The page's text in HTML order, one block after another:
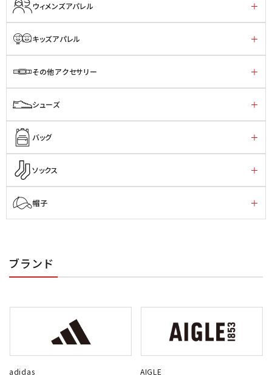
ウィメンズアパレル
キッズアパレル
その他アクセサリー
シューズ
バッグ
ソックス
帽子
ブランド
adidas AIGLE